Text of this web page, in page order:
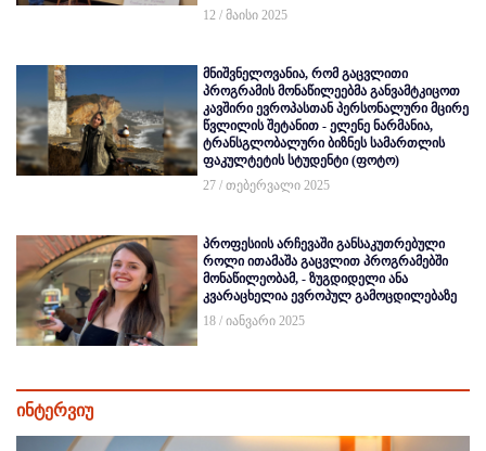
12 / მაისი 2025
მნიშვნელოვანია, რომ გაცვლითი
პროგრამის მონაწილეებმა განვამტკიცოთ
კავშირი ევროპასთან პერსონალური მცირე
წვლილის შეტანით - ელენე ნარმანია,
ტრანსგლობალური ბიზნეს სამართლის
ფაკულტეტის სტუდენტი (ფოტო)
27 / თებერვალი 2025
პროფესიის არჩევაში განსაკუთრებული
როლი ითამაშა გაცვლით პროგრამებში
მონაწილეობამ, - ზუგდიდელი ანა
კვარაცხელია ევროპულ გამოცდილებაზე
18 / იანვარი 2025
ინტერვიუ